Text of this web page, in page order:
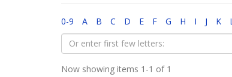
0-9 A B C D E F G H I J K
Now showing items 1-1 of 1